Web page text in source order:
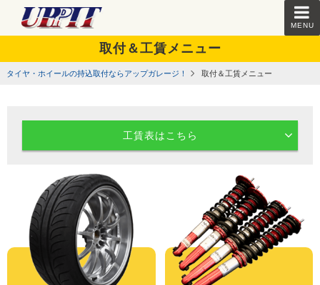
MENU
取付＆工賃メニュー
タイヤ・ホイールの持込取付ならアップガレージ！ 取付＆工賃メニュー
工賃表はこちら